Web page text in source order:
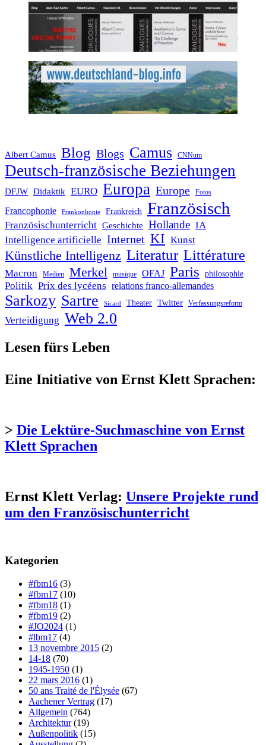
Albert Camus Blog Blogs Camus CNNum
Deutsch-französische Beziehungen
DFJW Didaktik EURO Europa Europe Fotos
Francophonie Frankophonie Frankreich Französisch
Französischunterricht Geschichte Hollande IA
Intelligence artificielle Internet KI Kunst
Künstliche Intelligenz Literatur Littérature
Macron Medien Merkel musique OFAJ Paris philosophie
Politik Prix des lycéens relations franco-allemandes
Sarkozy Sartre Sicard Theater Twitter Verfassungsreform
Verteidigung Web 2.0
Lesen fürs Leben
Eine Initiative von Ernst Klett Sprachen:
> Die Lektüre-Suchmaschine von Ernst
Klett Sprachen
Ernst Klett Verlag: Unsere Projekte rund
um den Französischunterricht
Kategorien
#fbm16 (3)
#fbm17 (10)
#fbm18 (1)
#fbm19 (2)
#JO2024 (1)
#lbm17 (4)
13 novembre 2015 (2)
14-18 (70)
1945-1950 (1)
22 mars 2016 (1)
50 ans Traité de l'Élysée (67)
Aachener Vertrag (17)
Allgemein (764)
Architektur(19)
Außenpolitik (15)